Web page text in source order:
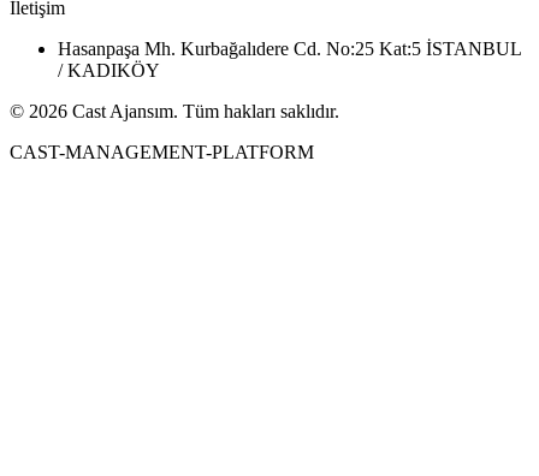
İletişim
Hasanpaşa Mh. Kurbağalıdere Cd. No:25 Kat:5 İSTANBUL
/ KADIKÖY
© 2026 Cast Ajansım. Tüm hakları saklıdır.
CAST-MANAGEMENT-PLATFORM